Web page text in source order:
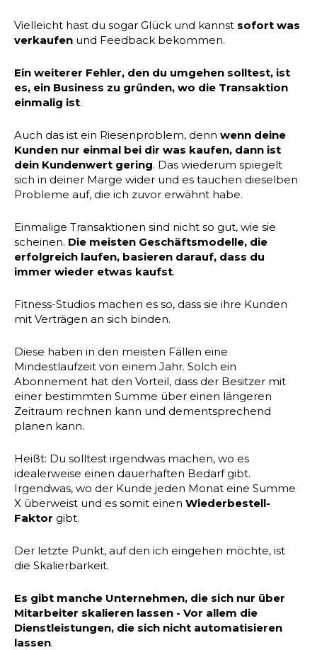
Vielleicht hast du sogar Glück und kannst sofort was
verkaufen und Feedback bekommen.
Ein weiterer Fehler, den du umgehen solltest, ist
es, ein Business zu gründen, wo die Transaktion
einmalig ist.
Auch das ist ein Riesenproblem, denn wenn deine
Kunden nur einmal bei dir was kaufen, dann ist
dein Kundenwert gering. Das wiederum spiegelt
sich in deiner Marge wider und es tauchen dieselben
Probleme auf, die ich zuvor erwähnt habe.
Einmalige Transaktionen sind nicht so gut, wie sie
scheinen. Die meisten Geschäftsmodelle, die
erfolgreich laufen, basieren darauf, dass du
immer wieder etwas kaufst.
Fitness-Studios machen es so, dass sie ihre Kunden
mit Verträgen an sich binden.
Diese haben in den meisten Fällen eine
Mindestlaufzeit von einem Jahr. Solch ein
Abonnement hat den Vorteil, dass der Besitzer mit
einer bestimmten Summe über einen längeren
Zeitraum rechnen kann und dementsprechend
planen kann.
Heißt: Du solltest irgendwas machen, wo es
idealerweise einen dauerhaften Bedarf gibt.
Irgendwas, wo der Kunde jeden Monat eine Summe
X überweist und es somit einen Wiederbestell-
Faktor gibt.
Der letzte Punkt, auf den ich eingehen möchte, ist
die Skalierbarkeit.
Es gibt manche Unternehmen, die sich nur über
Mitarbeiter skalieren lassen - Vor allem die
Dienstleistungen, die sich nicht automatisieren
lassen.